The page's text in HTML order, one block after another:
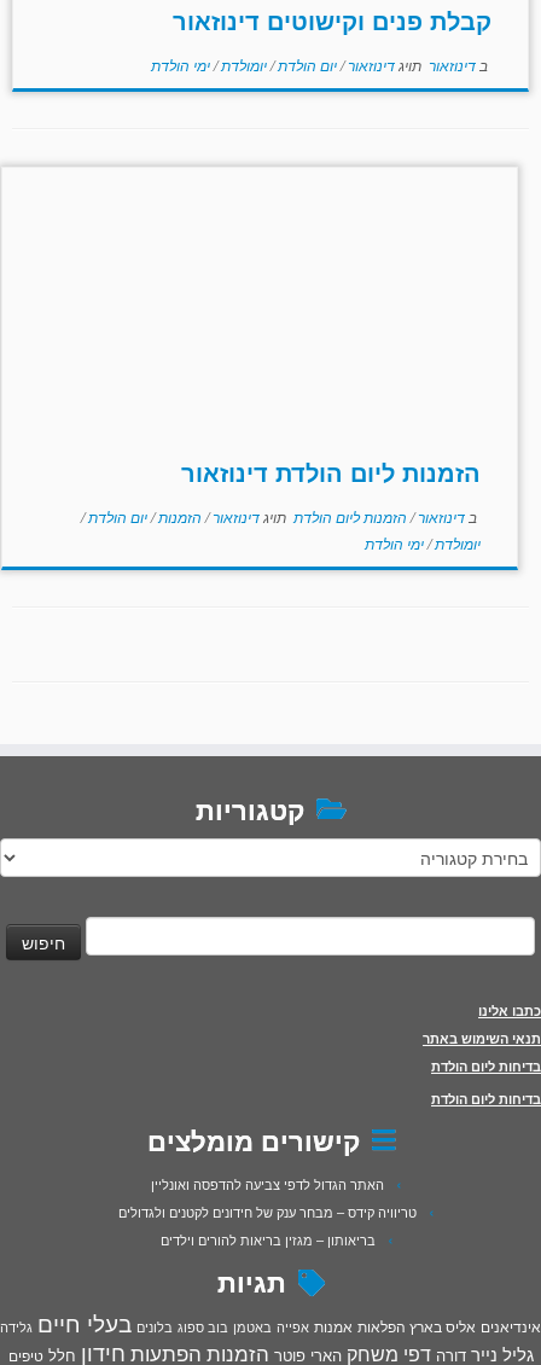
קבלת פנים וקישוטים דינוזאור
ב דינוזאור תויגדינוזאור/יום הולדת/יומולדת/ימי הולדת
הזמנות ליום הולדת דינוזאור
ב דינוזאור/ הזמנות ליום הולדת תויגדינוזאור/ הזמנות/יום הולדת/
יומולדת/ימי הולדת
קטגוריות
קטגוריות
חיפוש:
כתבו אלינו
תנאי השימוש באתר
בדיחות ליום הולדת
בדיחות ליום הולדת
קישורים מומלצים
האתר הגדול לדפי צביעה להדפסה ואונליין
טריוויה קידס – מבחר ענק של חידונים לקטנים ולגדולים
בריאותון – מגזין בריאות להורים וילדים
תגיות
אינדיאנים אליס בארץ הפלאות אמנות אפייה באטמן בוב ספוג בלונים בעלי חיים גלידה
גליל נייר דורה דפי משחק הארי פוטר הזמנות הפתעות חידון חלל טיפים